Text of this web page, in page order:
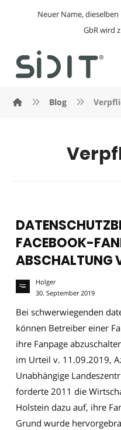
Neuer Name,
GbR wird
Blog
FACEBOOK-
ABSCHALTUNG
Holger
30. September 2019
Bei schwerwiegenden
können Betreiber einer
ihre Fanpage
im Urteil v. 11.09.2019,
Unabhängige
forderte 2011 die
Holstein dazu auf, ihre
Grund wurde